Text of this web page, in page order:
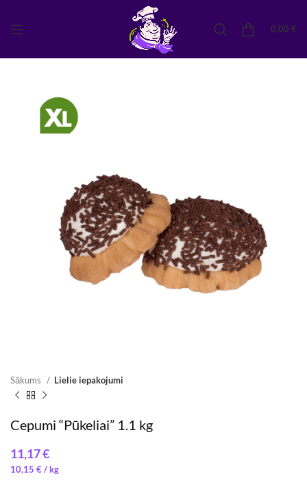
0,00 €
Sākums Lielie iepakojumi
Cepumi “Pūkeliai” 1.1 kg
€
10,15 €/